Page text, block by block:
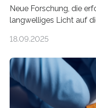
Neue Forschung, die
langwelliges Licht auf
optoelektronischen
Forschung, die
langwelliges Licht auf
könnte Fortschritte in
optoelektronischen
18.09.2025